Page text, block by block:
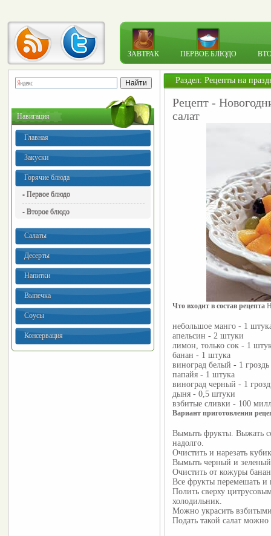
ЗАВТРАК ПЕРВОЕ БЛЮДО
Навигация
Главная
Закуски
Горячие блюда
- Первое блюдо
- Второе блюдо
Салаты
Десерты
Напитки
Выпечка
Соусы
Консервация
Раздел: Рецепты на
Рецепт -
салат
Что входит в состав рецепта
небольшое манго - 1
апельсин - 2 штуки
лимон, только сок - 1
банан - 1 штука
виноград белый - 1 гроздь
папайя - 1 штука
виноград черный - 1
дыня - 0,5 штуки
взбитые сливки - 100
Вариант приготовления
Вымыть фрукты. Выжать
надолго.
Очистить и нарезать
Вымыть черный и зеленый
Очистить от кожуры
Все фрукты перемешать и
Полить сверху
холодильник.
Можно украсить
Подать такой салат